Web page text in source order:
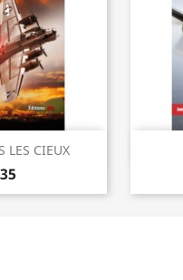
LES CIEUX
view